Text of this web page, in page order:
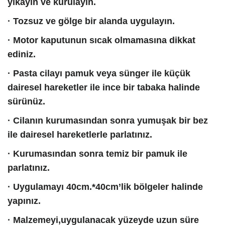
· Tozsuz ve gölge bir alanda uygulayın.
· Motor kaputunun sıcak olmamasına dikkat
ediniz.
· Pasta cilayı pamuk veya sünger ile küçük
dairesel hareketler ile ince bir tabaka halinde
sürünüz.
· Cilanın kurumasından sonra yumuşak bir bez
ile dairesel hareketlerle parlatınız.
· Kurumasından sonra temiz bir pamuk ile
parlatınız.
· Uygulamayı 40cm.*40cm’lik bölgeler halinde
yapınız.
· Malzemeyi,uygulanacak yüzeyde uzun süre